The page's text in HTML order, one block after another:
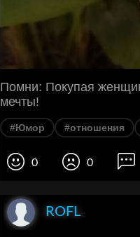
Помни: Покупая
мечты!
#Юмор #отношения
0 0
ROFL